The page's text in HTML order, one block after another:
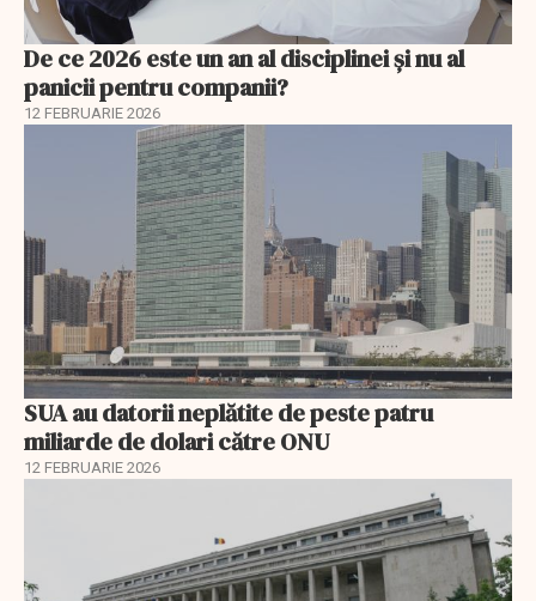
De ce 2026 este un an al disciplinei și nu al
panicii pentru companii?
12 FEBRUARIE 2026
SUA au datorii neplătite de peste patru
miliarde de dolari către ONU
12 FEBRUARIE 2026